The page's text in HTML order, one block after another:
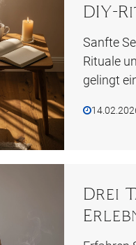
DIY-
Sanfte
Rituale
gelingt
Drei